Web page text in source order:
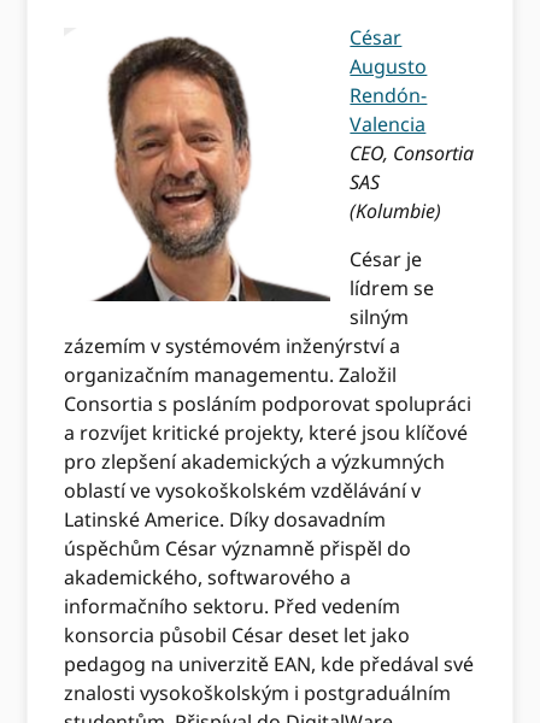
César
Augusto
Rendón-
Valencia
CEO, Consortia
SAS
(Kolumbie)
César je
lídrem se
silným
zázemím v systémovém inženýrství a
organizačním managementu. Založil
Consortia s posláním podporovat spolupráci
a rozvíjet kritické projekty, které jsou klíčové
pro zlepšení akademických a výzkumných
oblastí ve vysokoškolském vzdělávání v
Latinské Americe. Díky dosavadním
úspěchům César významně přispěl do
akademického, softwarového a
informačního sektoru. Před vedením
konsorcia působil César deset let jako
pedagog na univerzitě EAN, kde předával své
znalosti vysokoškolským i postgraduálním